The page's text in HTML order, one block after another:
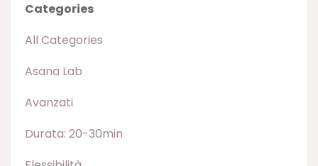
Categories
All Categories
Asana Lab
Avanzati
Durata: 20-30min